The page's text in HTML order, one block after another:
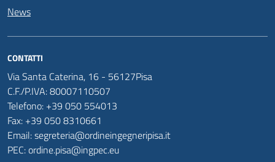
News
CONTATTI
Via Santa Caterina, 16 - 56127Pisa
C.F./P.IVA: 80007110507
Telefono: +39 050 554013
Fax: +39 050 8310661
Email: segreteria@ordineingegneripisa.it
PEC: ordine.pisa@ingpec.eu